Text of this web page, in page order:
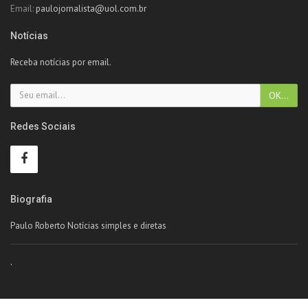
Email: paulojornalista@uol.com.br
Notícias
Receba notícias por email.
Redes Sociais
Biografia
Paulo Roberto Notícias simples e diretas
.